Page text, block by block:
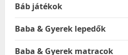
Báb játékok
Baba & Gyerek lepedők
Baba & Gyerek matracok